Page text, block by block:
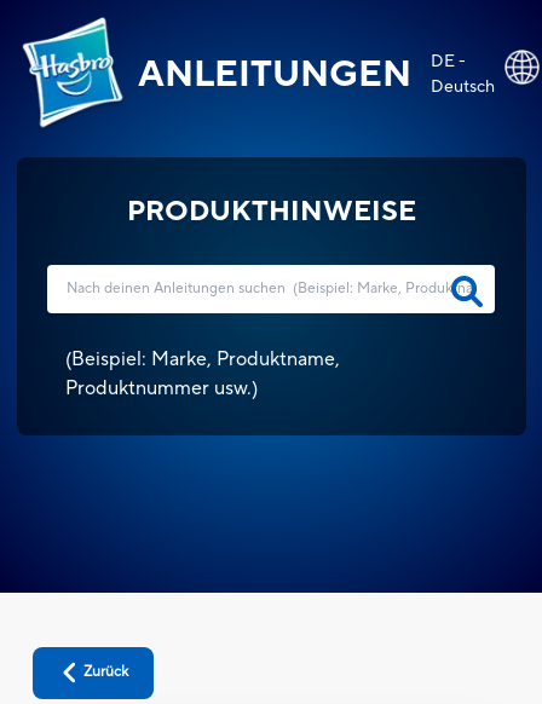
ANLEITUNGEN
DE -
Deutsch
PRODUKTHINWEISE
(Beispiel: Marke, Produktname,
Produktnummer usw.)
Zurück